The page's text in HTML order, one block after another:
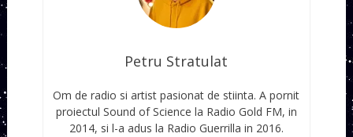
Petru Stratulat
Om de radio si artist pasionat de stiinta. A pornit
proiectul Sound of Science la Radio Gold FM, in
2014, si l-a adus la Radio Guerrilla in 2016.